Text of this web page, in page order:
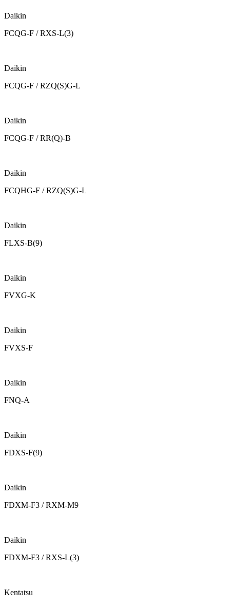
Daikin
FCQG-F / RXS-L(3)
Daikin
FCQG-F / RZQ(S)G-L
Daikin
FCQG-F / RR(Q)-B
Daikin
FCQHG-F / RZQ(S)G-L
Daikin
FLXS-B(9)
Daikin
FVXG-K
Daikin
FVXS-F
Daikin
FNQ-A
Daikin
FDXS-F(9)
Daikin
FDXM-F3 / RXM-M9
Daikin
FDXM-F3 / RXS-L(3)
Kentatsu